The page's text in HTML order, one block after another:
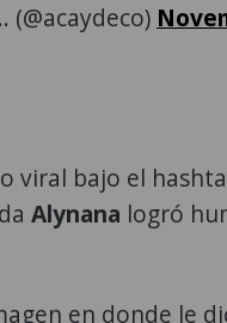
viral bajo el
Alynana logró
en donde le